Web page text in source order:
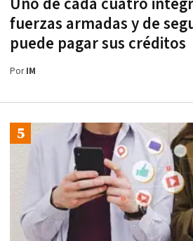
fuerzas armadas y de
puede pagar sus créditos
PorIM